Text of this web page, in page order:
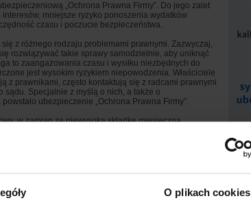
O plikach cookies
„Ochrona Prawna Firmy”. Do jego zalet
mniejsze ryzyko ponoszenia wydatków
czasu i poczucie bezpieczeństwa.
z różnego rodzaju problemami prawnymi. Zazwyczaj,
rozwiązywać takie sprawy samodzielnie, aby uniknąć
to zaangażowania czasu i wysiłku niezbędnych do
jest wysokim ryzykiem niepowodzenia. Właściciele
z prawnikami, często kontaktują się z radcami prawnymi
Specjalnie z myślą o nich, a także o
ubezpieczenie „Ochrona Prawna Firmy”.
w zamian za niewysoką składkę miesięczną,
Warto pamiętać, że w Polsce osoba, która wygrała
poniesionych w związku z wynagrodzeniem adwokata